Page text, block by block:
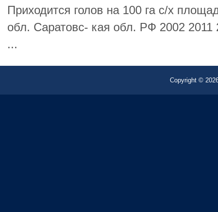
Приходится голов на 100 га с/х
обл. Саратовс- кая обл. РФ 2002 2011
...
Copyright ©